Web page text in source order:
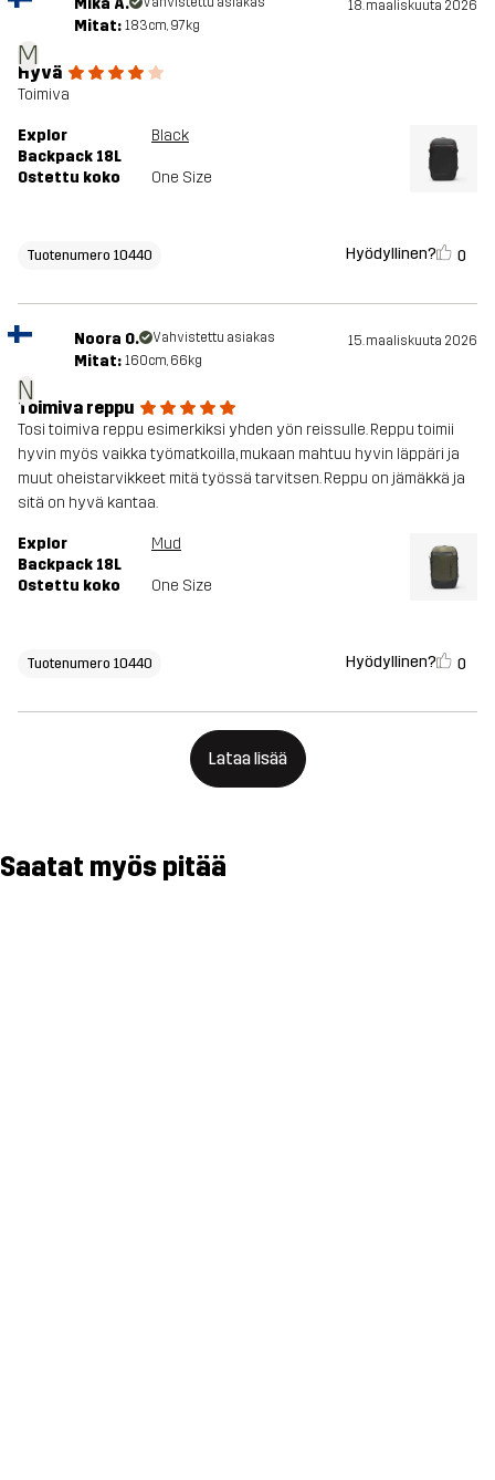
M
18. maaliskuuta 2026
Mitat: 183cm, 97kg
Hyvä
Toimiva
Explor
Backpack 18L
Black
Ostettu koko One Size
Tuotenumero 10440 Hyödyllinen? 0
N
Noora O. Vahvistettu asiakas 15. maaliskuuta 2026
Mitat: 160cm, 66kg
Toimiva reppu
Tosi toimiva reppu esimerkiksi yhden yön reissulle. Reppu toimii
hyvin myös vaikka työmatkoilla, mukaan mahtuu hyvin läppäri ja
muut oheistarvikkeet mitä työssä tarvitsen. Reppu on jämäkkä ja
sitä on hyvä kantaa.
Explor
Backpack 18L
Mud
Ostettu koko One Size
Tuotenumero 10440 Hyödyllinen? 0
Lataa lisää
Saatat myös pitää